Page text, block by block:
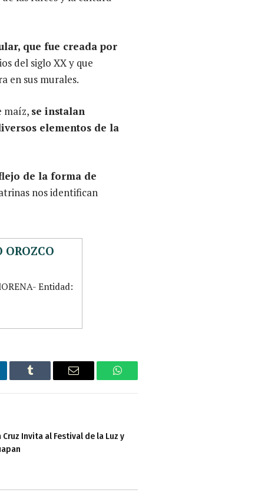
que fue creada por
del siglo XX y que
en sus murales.
maíz, se instalan
elementos de la
de la forma de
nos identifican
OROZCO
Entidad:
Tumblr Email WhatsApp
Invita al Festival de la Luz y